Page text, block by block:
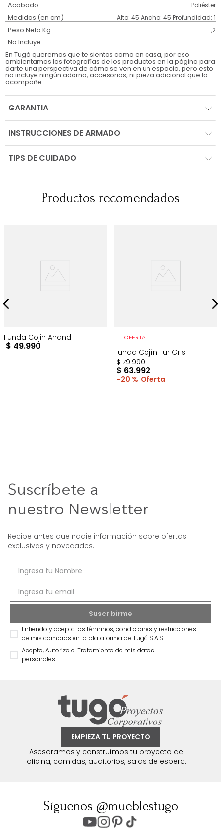
Acabado Poliéster
Medidas (en cm) Alto: 45 Ancho: 45 Profundidad: 1
Peso Neto Kg. ,2
No Incluye
En Tugó queremos que te sientas como en casa, por eso
ambientamos las fotografías de los productos en la página para
darte una perspectiva de cómo se ven en un espacio, pero esto
no incluye ningún adorno, accesorios, ni pieza adicional que lo
acompañe.
GARANTIA
INSTRUCCIONES DE ARMADO
TIPS DE CUIDADO
Productos recomendados
Funda Cojin Anandi
$ 49.990
OFERTA
Funda Cojín Fur Gris
$ 79.990
$ 63.992
20 %
Suscríbete a
nuestro Newsletter
Recibe antes que nadie información sobre ofertas
exclusivas y novedades.
Entiendo y acepto los términos, condiciones y restricciones
de mis compras en la plataforma de Tugó S.A.S.
Acepto, Autorizo el Tratamiento de mis datos
personales.
EMPIEZA TU PROYECTO
Asesoramos y construímos tu proyecto de:
oficina, comidas, auditorios, salas de espera.
Síguenos @mueblestugo